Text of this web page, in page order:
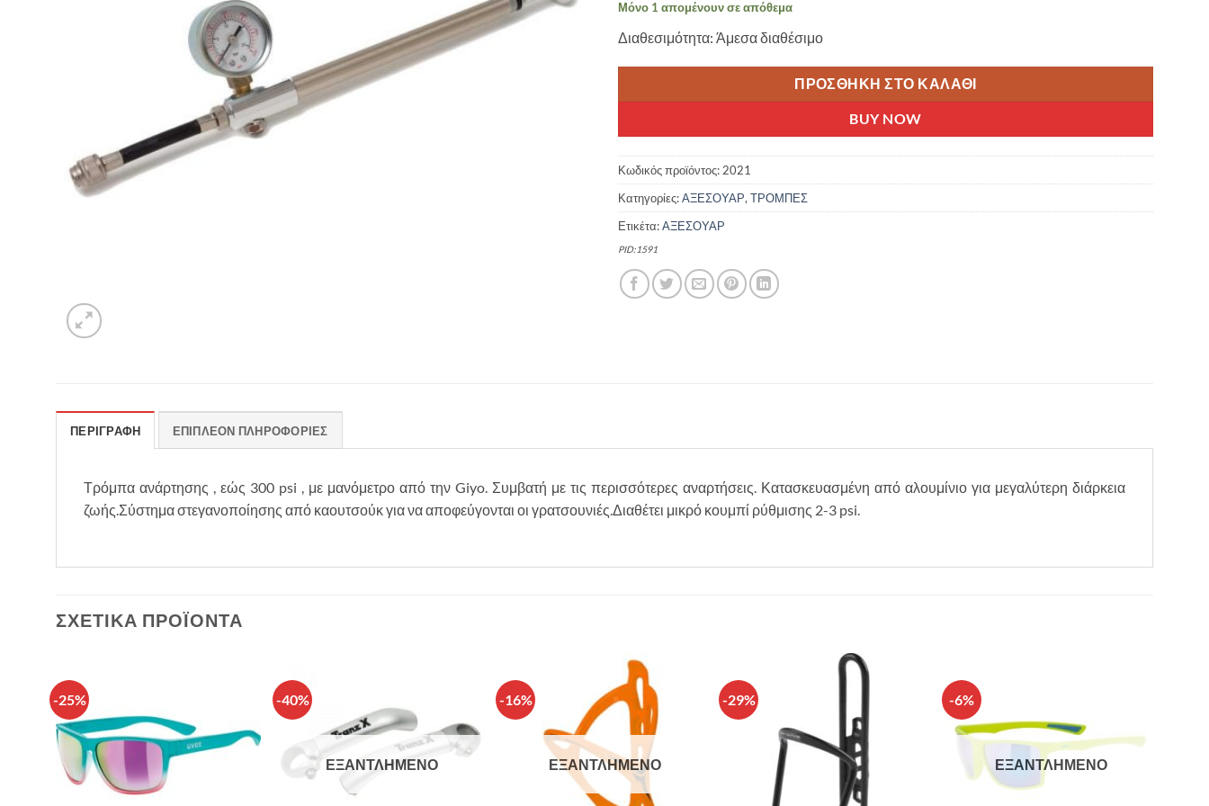
Μόνο 1 απομένουν σε απόθεμα
Διαθεσιμότητα: Άμεσα διαθέσιμο
ΠΡΟΣΘΉΚΗ ΣΤΟ ΚΑΛΆΘΙ
BUY NOW
Κωδικός προϊόντος: 2021
Κατηγορίες:ΑΞΕΣΟΥΑΡ, ΤΡΟΜΠΕΣ
Ετικέτα:ΑΞΕΣΟΥΑΡ
PID:1591
ΠΕΡΙΓΡΑΦΉ ΕΠΙΠΛΈΟΝ ΠΛΗΡΟΦΟΡΊΕΣ
Τρόμπα ανάρτησης , εώς 300 psi , με μανόμετρο από την Giyo. Συμβατή με τις περισσότερες αναρτήσεις. Κατασκευασμένη από αλουμίνιο για μεγαλύτερη διάρκεια
ζωής.Σύστημα στεγανοποίησης από καουτσούκ για να αποφεύγονται οι γρατσουνιές.Διαθέτει μικρό κουμπί ρύθμισης 2-3 psi.
ΣΧΕΤΙΚΆ ΠΡΟΪΌΝΤΑ
-25%
επιθυμιών
-40%
επιθυμιών
ΕΞΑΝΤΛΗΜΈΝΟ
-16%
Πρόσθήκη
στην λίστα
επιθυμιών
ΕΞΑΝΤΛΗΜΈΝΟ
-29% -6%
ΕΞΑΝΤΛΗΜΈΝΟ